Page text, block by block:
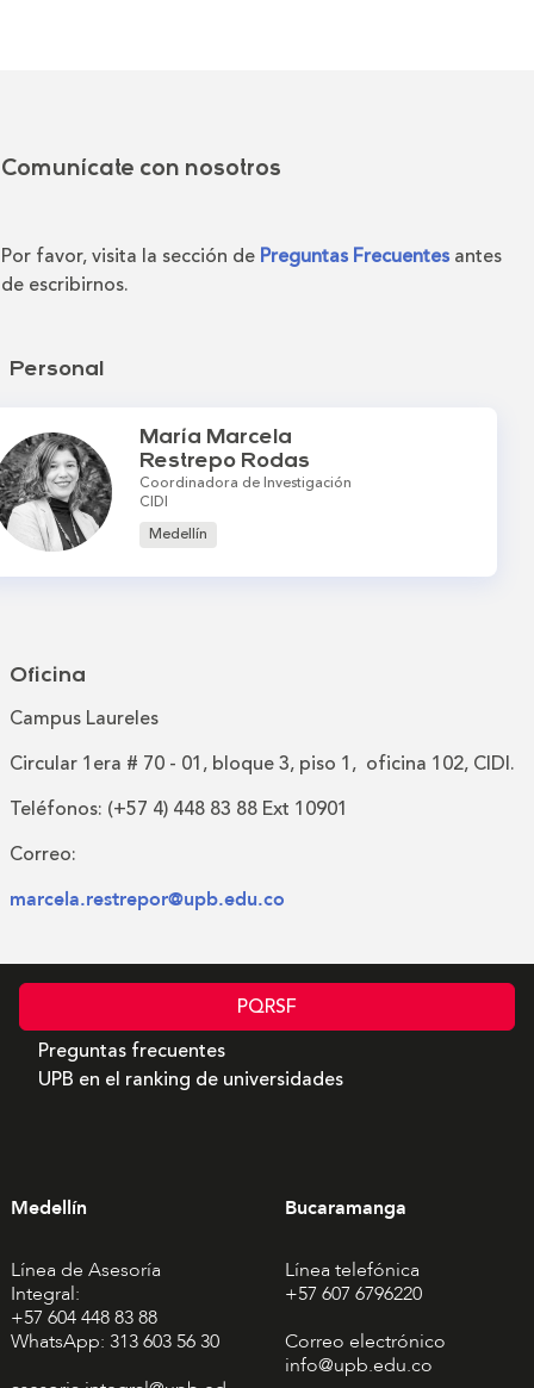
Comunícate con nosotros
Por favor, visita la sección de Preguntas Frecuentes antes
de escribirnos.
Personal
María Marcela
Restrepo Rodas
Coordinadora de Investigación
CIDI
Medellín
Oficina
Campus Laureles
Circular 1era # 70 - 01, bloque 3, piso 1, oficina 102, CIDI.
Teléfonos: (+57 4) 448 83 88 Ext 10901
Correo:
marcela.restrepor@upb.edu.co
PQRSF
Preguntas frecuentes
UPB en el ranking de universidades
Medellín
Línea de Asesoría
Integral:
+57 604 448 83 88
WhatsApp: 313 603 56 30
Bucaramanga
Línea telefónica
+57 607 6796220
Correo electrónico
info@upb.edu.co